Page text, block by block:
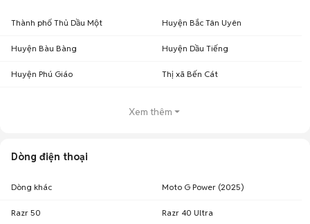
Thành phố Thủ Dầu Một Huyện Bắc Tân Uyên
Huyện Bàu Bàng Huyện Dầu Tiếng
Huyện Phú Giáo Thị xã Bến Cát
Xem thêm
Dòng điện thoại
Dòng khác Moto G Power (2025)
Razr 50 Razr 40 Ultra